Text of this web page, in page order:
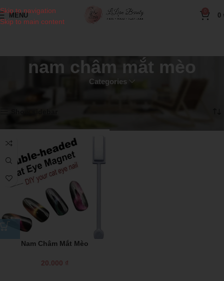
Skip to navigation
Skip to main content
MENU 0
nam châm mắt mèo
Categories
Nam Châm Mắt Mèo
20.000 ₫